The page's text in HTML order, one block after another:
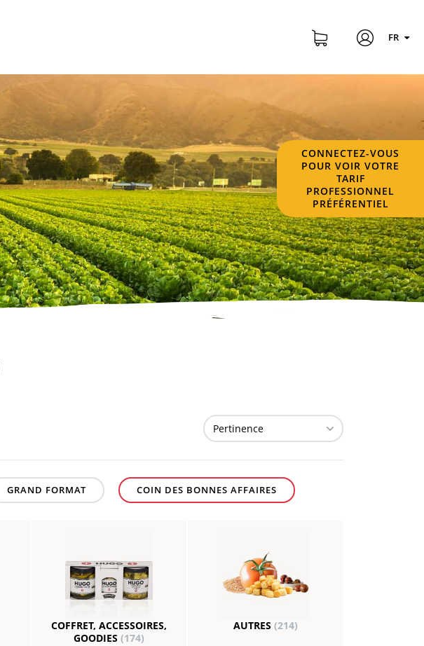
FR
CONNECTEZ-VOUS
POUR VOIR VOTRE
TARIF
PROFESSIONNEL
PRÉFÉRENTIEL
GRAND FORMAT COIN DES BONNES AFFAIRES
COFFRET, ACCESSOIRES,
GOODIES(174)
AUTRES (214)